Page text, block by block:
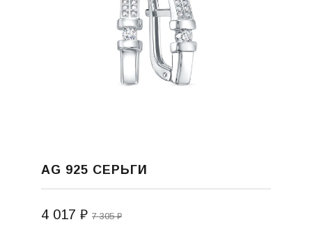
AG 925 СЕРЬГИ
4 017 ₽ 7 305 ₽